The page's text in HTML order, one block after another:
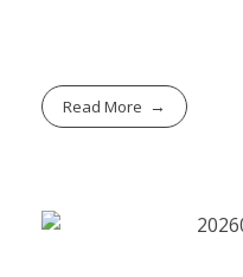
Read More